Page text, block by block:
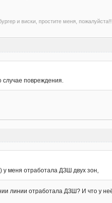
и виски, простите меня, пожалуйста!!!
повреждения.
меня отработала ДЗШ двух зон,
линии отработала ДЗШ? И что у